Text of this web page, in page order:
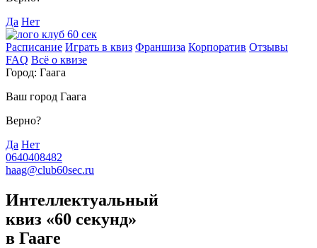
Да Нет
Расписание Играть в квиз Франшиза Корпоратив Отзывы
FAQ Всё о квизе
Город: Гаага
Ваш город Гаага
Верно?
Да Нет
0640408482
haag@club60sec.ru
Интеллектуальный
квиз «60 секунд»
в Гааге